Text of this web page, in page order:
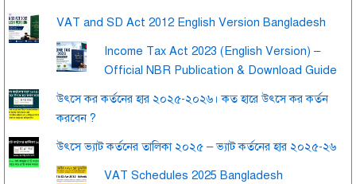
VAT and SD Act 2012 English Version Bangladesh
Income Tax Act 2023 (English Version) –
Official NBR Publication & Download Guide
উৎসে কর কর্তনের হার ২০২৫-২০২৬। কত হারে উৎসে কর কর্তন
করবেন ?
উৎসে ভ্যাট কর্তনের তালিকা ২০২৫ – ভ্যাট কর্তনের হার ২০২৫-২৬
VAT Schedules 2025 Bangladesh